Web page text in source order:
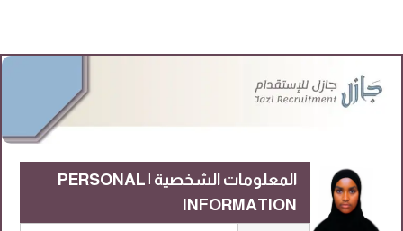
المعلومات الشخصية | PERSONAL
INFORMATION